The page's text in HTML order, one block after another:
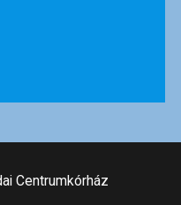
Centrumkórház